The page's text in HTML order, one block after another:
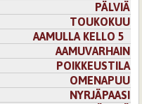
PÄLVIÄ
TOUKOKUU
AAMULLA KELLO 5
AAMUVARHAIN
POIKKEUSTILA
OMENAPUU
NYRJÄPAASI